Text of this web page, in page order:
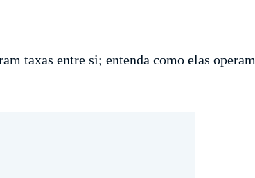
taxas entre si; entenda como elas operam